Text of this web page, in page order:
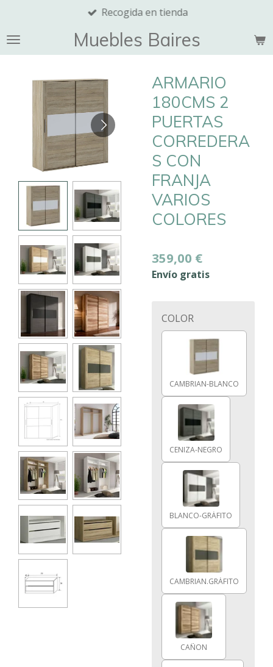
contenido
principal
Muebles Baires
Recogida en tienda
ARMARIO
180CMS 2
PUERTAS
CORREDERA
S CON
FRANJA
VARIOS
COLORES
359,00 €
Envío gratis
COLOR
CAMBRIAN-BLANCO
CENIZA-NEGRO
BLANCO-GRÁFITO
CAMBRIAN.GRÁFITO
CAÑON